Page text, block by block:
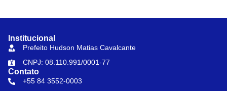
Institucional
Prefeito Hudson Matias Cavalcante
CNPJ: 08.110.991/0001-77
Contato
+55 84 3552-0003